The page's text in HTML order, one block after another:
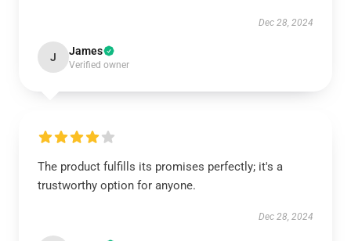
Dec 28, 2024
J James
Verified owner
The product fulfills its promises perfectly; it's a
trustworthy option for anyone.
Dec 28, 2024